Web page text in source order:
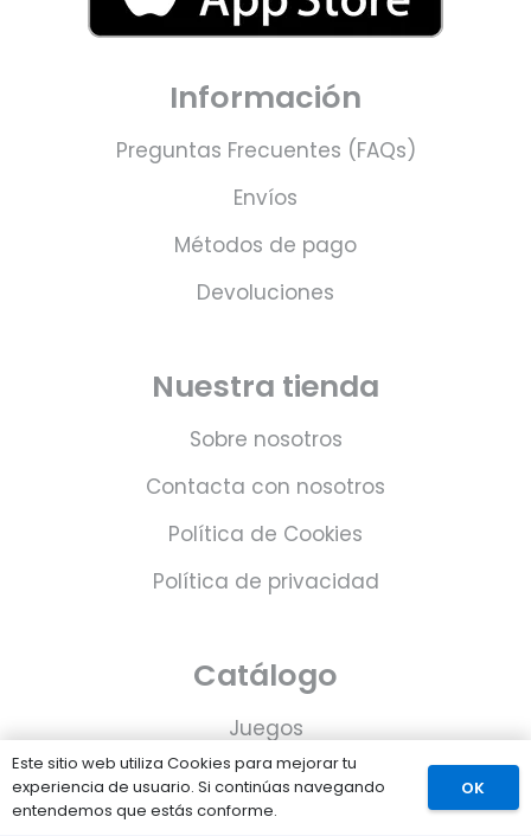
Información
Preguntas Frecuentes (FAQs)
Envíos
Métodos de pago
Devoluciones
Nuestra tienda
Sobre nosotros
Contacta con nosotros
Política de Cookies
Política de privacidad
Catálogo
Juegos
Consolas
Accesorios para tu PS5
Este sitio web utiliza Cookies para mejorar tu
experiencia de usuario. Si continúas navegando
entendemos que estás conforme.
OK